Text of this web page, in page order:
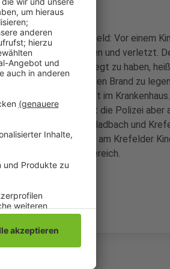
Nachbarstadt Krefeld: Vor einem
Mann angeschossen und verletzt.
in der Stadt gelegt zu haben,
versucht, einen vierten Brand zu
befindet sich jetzt im
Hintergrund schließt die Polizei aber
zwischen Mönchengladbach und
zu dem Einsatz am Krefelder
im Gleisbereich.